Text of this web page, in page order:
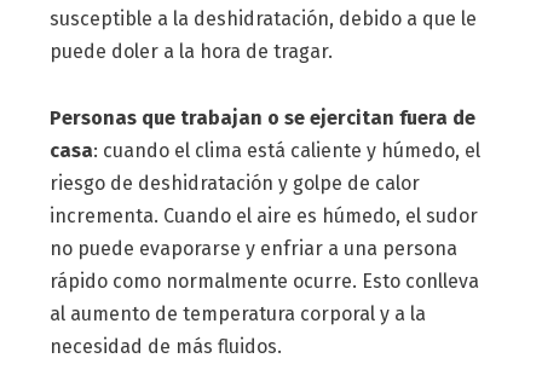
susceptible a la deshidratación, debido a que le
puede doler a la hora de tragar.
Personas que trabajan o se ejercitan fuera de
casa: cuando el clima está caliente y húmedo, el
riesgo de deshidratación y golpe de calor
incrementa. Cuando el aire es húmedo, el sudor
no puede evaporarse y enfriar a una persona
rápido como normalmente ocurre. Esto conlleva
al aumento de temperatura corporal y a la
necesidad de más fluidos.